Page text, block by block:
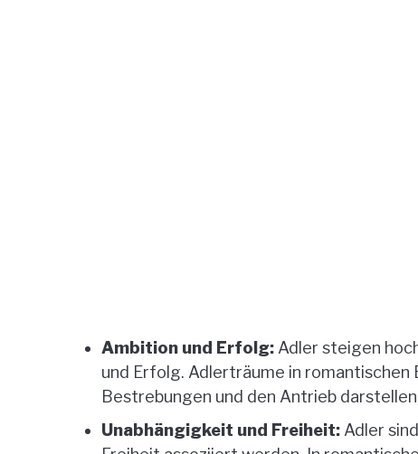
Ambition und Erfolg: Adler steigen
und Erfolg. Adlerträume in
Bestrebungen und den Antrieb
Unabhängigkeit und Freiheit: Adler